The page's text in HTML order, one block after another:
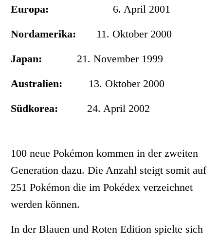
Europa: 6. April 2001
Nordamerika: 11. Oktober 2000
Japan: 21. November 1999
Australien: 13. Oktober 2000
Südkorea: 24. April 2002
100 neue Pokémon kommen in der zweiten
Generation dazu. Die Anzahl steigt somit auf
251 Pokémon die im Pokédex verzeichnet
werden können.
In der Blauen und Roten Edition spielte sich